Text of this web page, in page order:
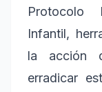
Protocolo
Infantil,
la acción
erradicar